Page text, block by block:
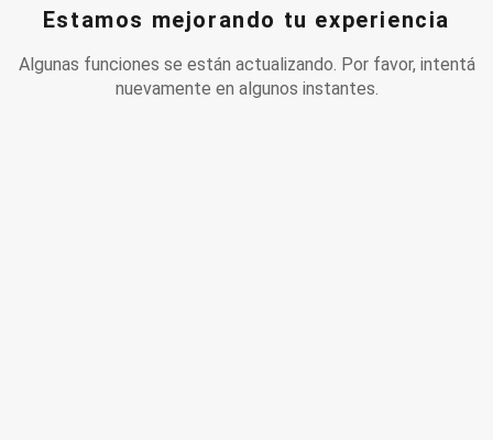
Estamos mejorando tu experiencia
Algunas funciones se están actualizando. Por favor, intentá
nuevamente en algunos instantes.